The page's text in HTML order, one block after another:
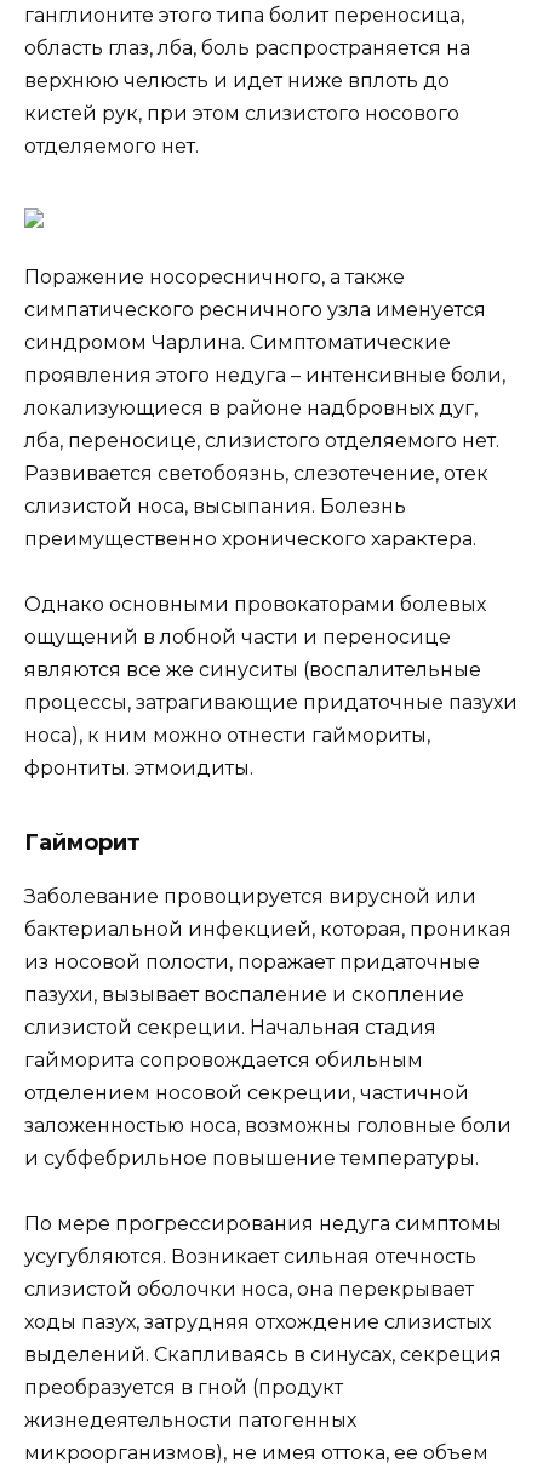
ганглионите этого типа болит переносица,
область глаз, лба, боль распространяется на
верхнюю челюсть и идет ниже вплоть до
кистей рук, при этом слизистого носового
отделяемого нет.
Поражение носоресничного, а также
симпатического ресничного узла именуется
синдромом Чарлина. Симптоматические
проявления этого недуга – интенсивные боли,
локализующиеся в районе надбровных дуг,
лба, переносице, слизистого отделяемого нет.
Развивается светобоязнь, слезотечение, отек
слизистой носа, высыпания. Болезнь
преимущественно хронического характера.
Однако основными провокаторами болевых
ощущений в лобной части и переносице
являются все же синуситы (воспалительные
процессы, затрагивающие придаточные пазухи
носа), к ним можно отнести гаймориты,
фронтиты. этмоидиты.
Гайморит
Заболевание провоцируется вирусной или
бактериальной инфекцией, которая, проникая
из носовой полости, поражает придаточные
пазухи, вызывает воспаление и скопление
слизистой секреции. Начальная стадия
гайморита сопровождается обильным
отделением носовой секреции, частичной
заложенностью носа, возможны головные боли
и субфебрильное повышение температуры.
По мере прогрессирования недуга симптомы
усугубляются. Возникает сильная отечность
слизистой оболочки носа, она перекрывает
ходы пазух, затрудняя отхождение слизистых
выделений. Скапливаясь в синусах, секреция
преобразуется в гной (продукт
жизнедеятельности патогенных
микроорганизмов), не имея оттока, ее объем